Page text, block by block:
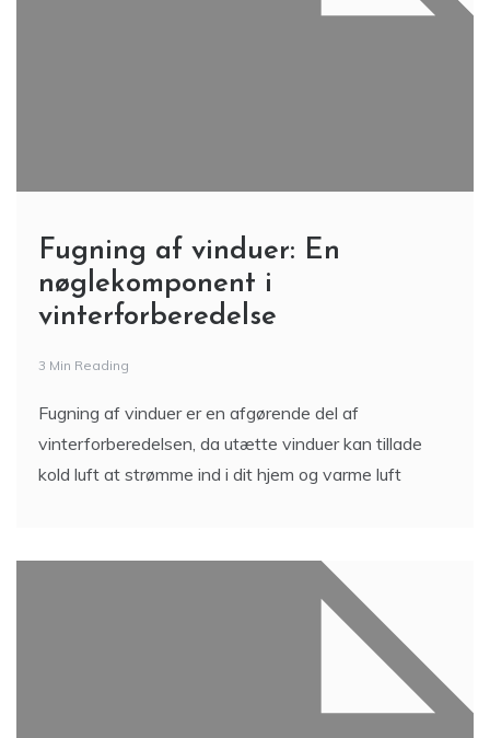
Fugning af vinduer: En
nøglekomponent i
vinterforberedelse
3 Min Reading
Fugning af vinduer er en afgørende del af
vinterforberedelsen, da utætte vinduer kan tillade
kold luft at strømme ind i dit hjem og varme luft